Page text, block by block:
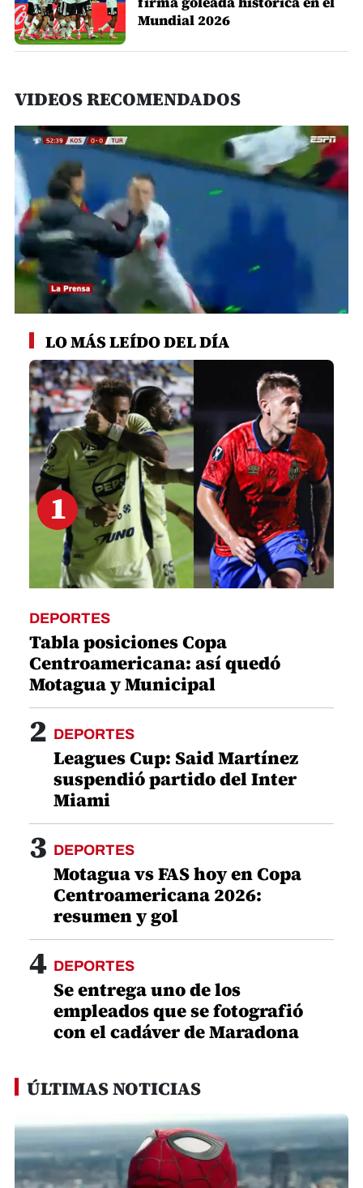
Mundial 2026
VIDEOS RECOMENDADOS
seconds
minute,
seconds
LO MÁS LEÍDO DEL DÍA
1
DEPORTES
Tabla posiciones Copa
Centroamericana: así quedó
Motagua y Municipal
2 DEPORTES
Leagues Cup: Said Martínez
suspendió partido del Inter
Miami
3 DEPORTES
Motagua vs FAS hoy en Copa
Centroamericana 2026:
resumen y gol
4 DEPORTES
Se entrega uno de los
empleados que se fotografió
con el cadáver de Maradona
ÚLTIMAS NOTICIAS